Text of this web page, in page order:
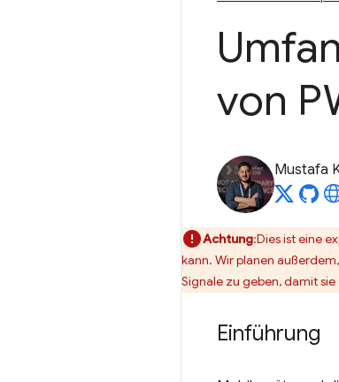
von
Mustafa
Achtung:Dies ist eine
kann. Wir planen
Signale zu geben, damit
Einführung